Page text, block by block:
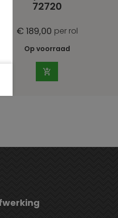
72720
€ 189,00 per rol
Op voorraad